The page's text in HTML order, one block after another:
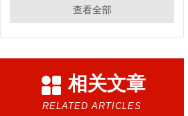
查看全部
相关文章
RELATED ARTICLES